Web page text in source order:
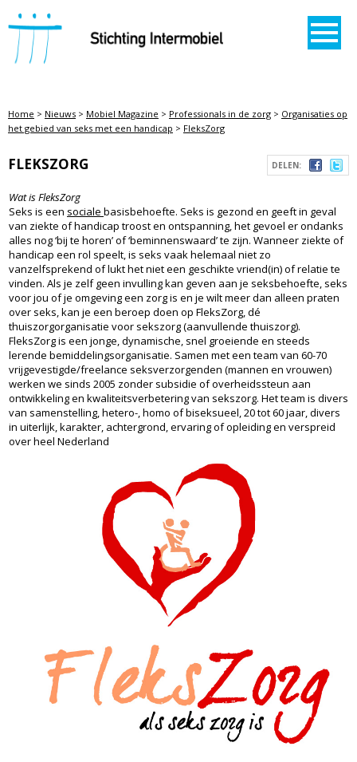
STICHTING INTERMOBIEL
Home > Nieuws > Mobiel Magazine > Professionals in de zorg > Organisaties op
het gebied van seks met een handicap > FleksZorg
DELEN:
FLEKSZORG
Wat is FleksZorg
Seks is een sociale basisbehoefte. Seks is gezond en geeft in geval
van ziekte of handicap troost en ontspanning, het gevoel er ondanks
alles nog ‘bij te horen’ of ‘beminnenswaard’ te zijn. Wanneer ziekte of
handicap een rol speelt, is seks vaak helemaal niet zo
vanzelfsprekend of lukt het niet een geschikte vriend(in) of relatie te
vinden. Als je zelf geen invulling kan geven aan je seksbehoefte, seks
voor jou of je omgeving een zorg is en je wilt meer dan alleen praten
over seks, kan je een beroep doen op FleksZorg, dé
thuiszorgorganisatie voor sekszorg (aanvullende thuiszorg).
FleksZorg is een jonge, dynamische, snel groeiende en steeds
lerende bemiddelingsorganisatie. Samen met een team van 60-70
vrijgevestigde/freelance seksverzorgenden (mannen en vrouwen)
werken we sinds 2005 zonder subsidie of overheidssteun aan
ontwikkeling en kwaliteitsverbetering van sekszorg. Het team is divers
van samenstelling, hetero-, homo of biseksueel, 20 tot 60 jaar, divers
in uiterlijk, karakter, achtergrond, ervaring of opleiding en verspreid
over heel Nederland